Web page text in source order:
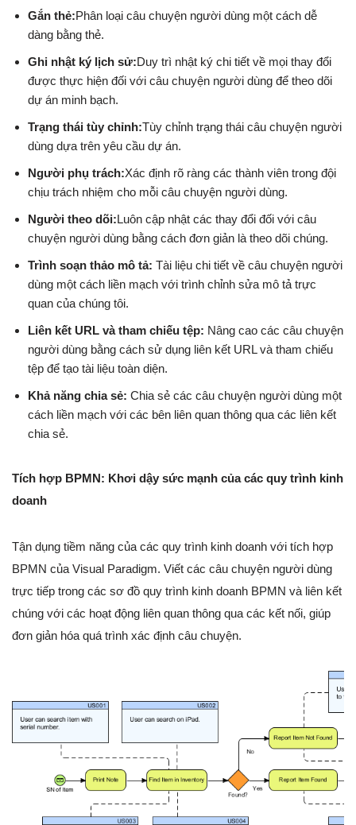
Gắn thẻ:Phân loại câu chuyện người dùng một cách dễ
dàng bằng thẻ.
Ghi nhật ký lịch sử:Duy trì nhật ký chi tiết về mọi thay đổi
được thực hiện đối với câu chuyện người dùng để theo dõi
dự án minh bạch.
Trạng thái tùy chỉnh:Tùy chỉnh trạng thái câu chuyện người
dùng dựa trên yêu cầu dự án.
Người phụ trách:Xác định rõ ràng các thành viên trong đội
chịu trách nhiệm cho mỗi câu chuyện người dùng.
Người theo dõi:Luôn cập nhật các thay đổi đối với câu
chuyện người dùng bằng cách đơn giản là theo dõi chúng.
Trình soạn thảo mô tả: Tài liệu chi tiết về câu chuyện người
dùng một cách liền mạch với trình chỉnh sửa mô tả trực
quan của chúng tôi.
Liên kết URL và tham chiếu tệp: Nâng cao các câu chuyện
người dùng bằng cách sử dụng liên kết URL và tham chiếu
tệp để tạo tài liệu toàn diện.
Khả năng chia sẻ: Chia sẻ các câu chuyện người dùng một
cách liền mạch với các bên liên quan thông qua các liên kết
chia sẻ.
Tích hợp BPMN: Khơi dậy sức mạnh của các quy trình kinh
doanh
Tận dụng tiềm năng của các quy trình kinh doanh với tích hợp
BPMN của Visual Paradigm. Viết các câu chuyện người dùng
trực tiếp trong các sơ đồ quy trình kinh doanh BPMN và liên kết
chúng với các hoạt động liên quan thông qua các kết nối, giúp
đơn giản hóa quá trình xác định câu chuyện.